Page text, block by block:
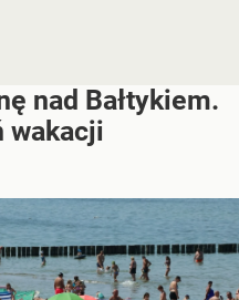
nad Bałtykiem.
wakacji